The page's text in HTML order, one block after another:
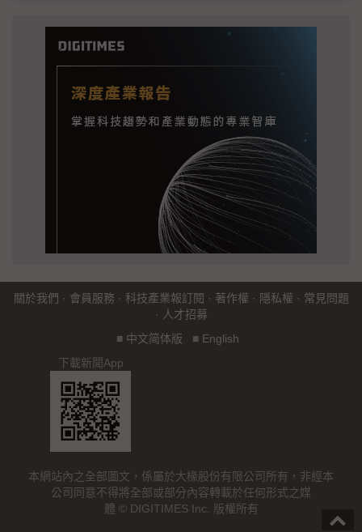
關於我們 · 會員服務 · 科技產業報訂閱 · 著作權 · 隱私權 · 常見問題
· 人才招募
■ 中文简体版 ■ English
下載新聞App
本網站內之全部圖文，係屬於大椽股份有限公司所有，非經本
公司同意不得將全部或部分內容轉載於任何形式之媒
體 © DIGITIMES Inc. 版權所有